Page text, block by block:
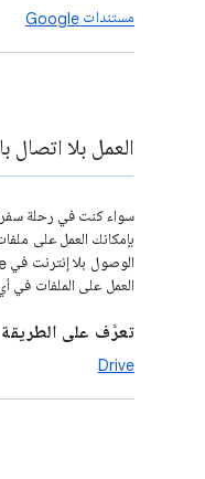
مستندات Google
العمل بلا اتصال
سواء كنت في رحلة سفر
بإمكانك العمل على
العمل على الملفات في
تعرَّف على الطريقة
Drive